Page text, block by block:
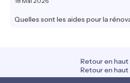
Quelles sont les aides pour la
Retour en haut
Retour en haut